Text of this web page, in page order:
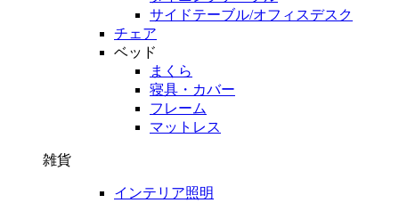
サイドテーブル/オフィスデスク
チェア
ベッド
まくら
寝具・カバー
フレーム
マットレス
雑貨
インテリア照明